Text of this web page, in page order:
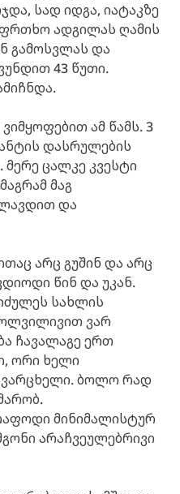
სად იდგა, იატაკზე
ადგილას ღამის
გამოსვლას და
43 წუთი.
ამ წამს. 3
დასრულების
ცალკე კვესტი
მაგ
და
არც გუშინ და არც
წინ და უკან.
სახლის
ვარ
ჩავალაგე ერთ
ორი ხელი
ბოლო რად
მინიმალისტურ
არაჩვეულებრივი